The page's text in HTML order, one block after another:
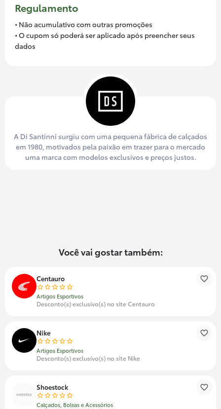
Regulamento
• Não acumulativo com outras promoções
• O cupom só poderá ser aplicado após preencher seus
dados
A Di Santinni surgiu com uma pequena fábrica de calçados
em 1980, motivados pela paixão em trazer para o mercado
uma marca com modelos exclusivos e preços justos.
Você vai gostar também:
Centauro
Artigos Esportivos
Desconto(s) exclusivo(s) no site Centauro
Nike
Artigos Esportivos
Desconto(s) exclusivo(s) no site Nike
Shoestock
Calçados, Bolsas e Acessórios